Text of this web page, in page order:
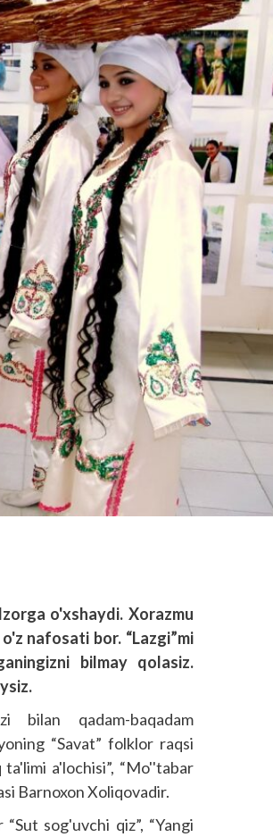
o'xshaydi. Xorazmu
nafosati bor. “Lazgi”mi
bilmay qolasiz.
bilan qadam-baqadam
“Savat” folklor raqsi
a'lochisi”, “Mo''tabar
Barnoxon Xoliqovadir.
sog'uvchi qiz”, “Yangi